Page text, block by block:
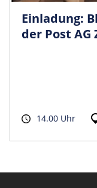
Einladung:
der Post AG
14.00 Uhr